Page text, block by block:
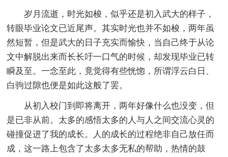
岁月流逝，时光如梭，似乎还是初入武大的样子，
转眼毕业论文已近尾声。其实时光也并不如梭，两年虽
然短暂，但是武大的日子充实而愉快，当自己终于从论
文中解脱出来而长长吁一口气的时候，却发现毕业已转
瞬及至。一念至此，竟觉得有些恍惚，所谓浮云白日、
白驹过隙也便是如此这般了罢。
从初入校门到即将离开，两年好像什么也没变，但
是已非从前。太多的感悟太多的人与人之间交流心灵的
碰撞促进了我的成长。人的成长的过程绝非自己放任而
成，这一路上包含了太多太多无私的帮助，热情的鼓